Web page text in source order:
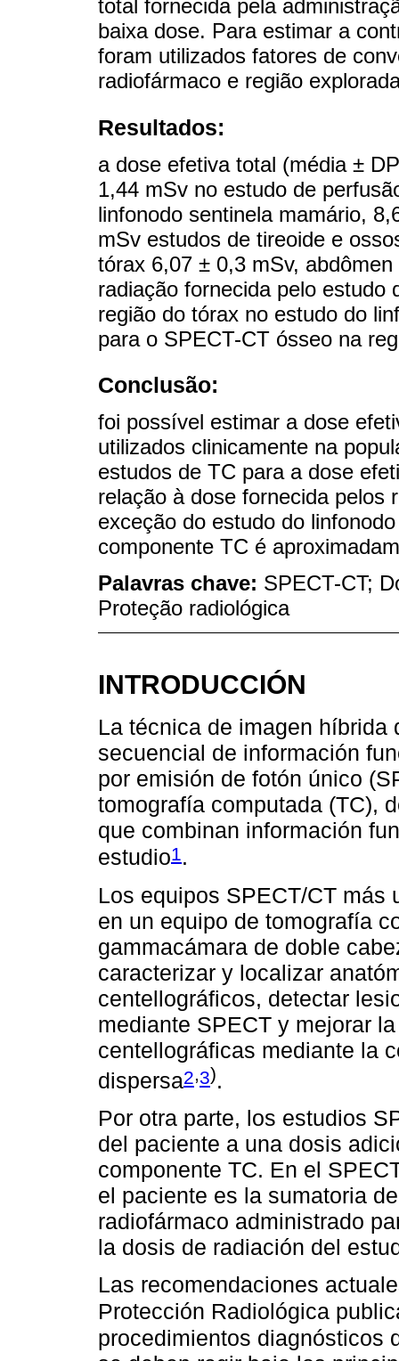
total fornecida pela
baixa dose. Para estimar a
foram utilizados fatores de
radiofármaco e região
Resultados:
a dose efetiva total (média ±
1,44 mSv no estudo de
linfonodo sentinela mamário,
mSv estudos de tireoide e
tórax 6,07 ± 0,3 mSv,
radiação fornecida pelo
região do tórax no estudo do
para o SPECT-CT ósseo na
Conclusão:
foi possível estimar a dose
utilizados clinicamente na
estudos de TC para a dose
relação à dose fornecida pelos
exceção do estudo do
componente TC é
Palavras chave: SPECT-CT;
Proteção radiológica
INTRODUCCIÓN
La técnica de imagen híbrida
secuencial de información
por emisión de fotón único
tomografía computada (TC),
que combinan información
estudio1.
Los equipos SPECT/CT
en un equipo de tomografía
gammacámara de doble
caracterizar y localizar
centellográficos, detectar
mediante SPECT y mejorar
centellográficas mediante la
dispersa2,3)⁠.
Por otra parte, los estudios
del paciente a una dosis
componente TC. En el
el paciente es la sumatoria
radiofármaco administrado
la dosis de radiación del
Las recomendaciones
Protección Radiológica
procedimientos diagnósticos